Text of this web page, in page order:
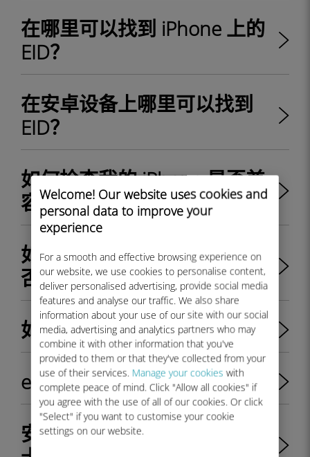
Welcome! Our website uses cookies and
personal data to improve your
experience
For a smooth and effective browsing experience on
our website, we use cookies to personalise content,
deliver personalised advertising, provide social media
features and analyse our traffic. We also share
information about your use of our site with our social
media, advertising and analytics partners who may
combine it with other information that you've
provided to them or that they've collected from your
use of their services. Manage your cookies with
complete peace of mind. Click "Allow all cookies" if
you agree with the use of all of our cookies. Or click
"Select" if you want to customise your cookie
settings on our website.
在哪里可以找到 iPhone 上的
EID？
在安卓设备上哪里可以找到
EID？
如何检查我的 iPhone 是否兼
容 eSIM？
如何检查我的 Android 设备是
否兼容 eSIM？
如何获取 eSIM 的 QR 代码？
eSIM 比实体 SIM 卡更好吗？
安装 eSIM 后我还能使用 SIM